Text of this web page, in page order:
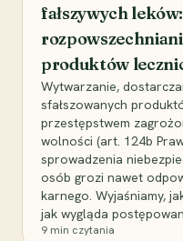
fałszywych
produktów
Wytwarzanie,
sfałszowanych
przestępstwem
wolności (art. 124b
sprowadzenia
osób grozi nawet
karnego. Wyjaśniamy,
jak wygląda
9 min czytania